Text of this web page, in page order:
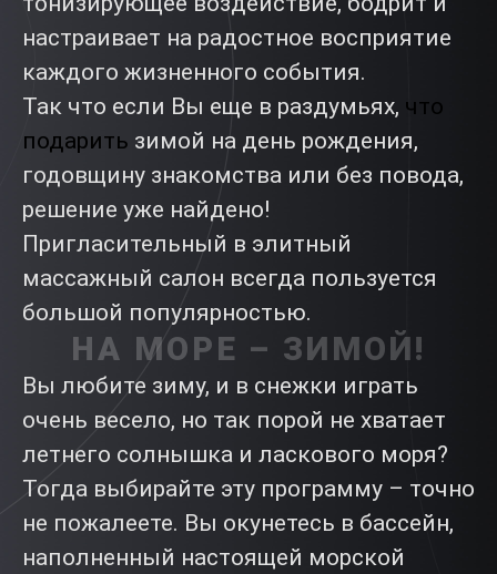
настраивает на радостное восприятие
каждого жизненного события.
Так что если Вы еще в раздумьях, что
подарить зимой на день рождения,
годовщину знакомства или без повода,
решение уже найдено!
Пригласительный в элитный
массажный салон всегда пользуется
большой популярностью.
НА МОРЕ – ЗИМОЙ!
Вы любите зиму, и в снежки играть
очень весело, но так порой не хватает
летнего солнышка и ласкового моря?
Тогда выбирайте эту программу – точно
не пожалеете. Вы окунетесь в бассейн,
наполненный настоящей морской